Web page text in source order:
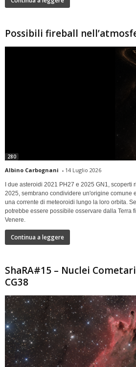
Possibili fireball
280
Albino Carbognani - 14 Luglio 2026
I due asteroidi 2021 PH27 e 2025 GN1, scoperti
2025, sembrano condividere un'origine comune
una corrente di meteoroidi lungo la loro orbita.
potrebbe essere possibile osservare dalla Terra
Venere.
Continua a leggere
ShaRA#15 – Nuclei Cometari
CG38